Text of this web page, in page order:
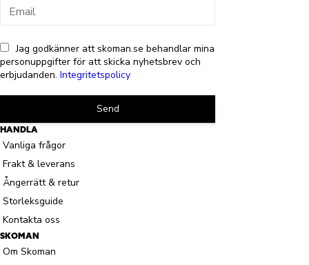
Jag godkänner att skoman.se behandlar mina
personuppgifter för att skicka nyhetsbrev och
erbjudanden. Integritetspolicy
Send
HANDLA
Vanliga frågor
Frakt & leverans
Ångerrätt & retur
Storleksguide
Kontakta oss
SKOMAN
Om Skoman